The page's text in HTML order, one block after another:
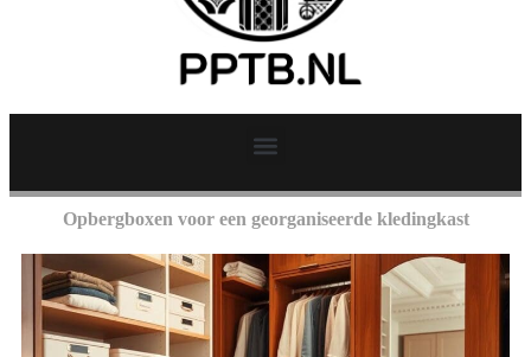
Opbergboxen voor een georganiseerde kledingkast